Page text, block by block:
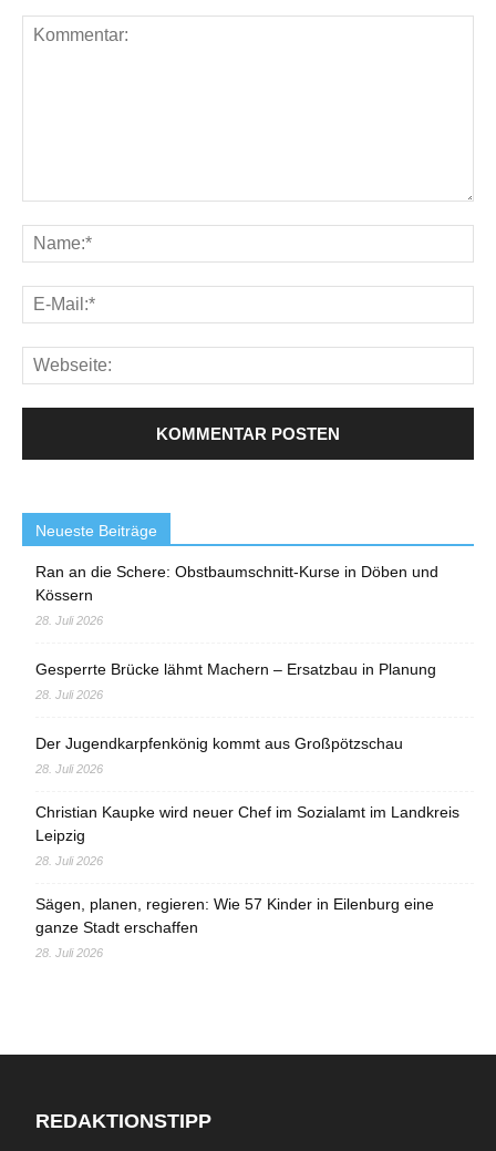
Neueste Beiträge
Ran an die Schere: Obstbaumschnitt-Kurse in Döben und
Kössern
28. Juli 2026
Gesperrte Brücke lähmt Machern – Ersatzbau in Planung
28. Juli 2026
Der Jugendkarpfenkönig kommt aus Großpötzschau
28. Juli 2026
Christian Kaupke wird neuer Chef im Sozialamt im Landkreis
Leipzig
28. Juli 2026
Sägen, planen, regieren: Wie 57 Kinder in Eilenburg eine
ganze Stadt erschaffen
28. Juli 2026
REDAKTIONSTIPP